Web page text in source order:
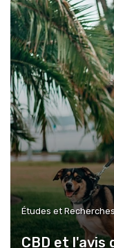
Études et
CBD et l'avis